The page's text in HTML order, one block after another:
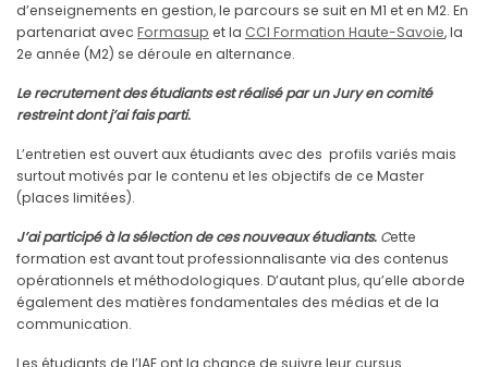
d’enseignements en gestion, le parcours se suit en M1 et en M2. En
partenariat avec Formasup et la CCI Formation Haute-Savoie, la
2e année (M2) se déroule en alternance.
Le recrutement des étudiants est réalisé par un Jury en comité
restreint dont j’ai fais parti.
L’entretien est ouvert aux étudiants avec des profils variés mais
surtout motivés par le contenu et les objectifs de ce Master
(places limitées).
J’ai participé à la sélection de ces nouveaux étudiants. Cette
formation est avant tout professionnalisante via des contenus
opérationnels et méthodologiques. D’autant plus, qu’elle aborde
également des matières fondamentales des médias et de la
communication.